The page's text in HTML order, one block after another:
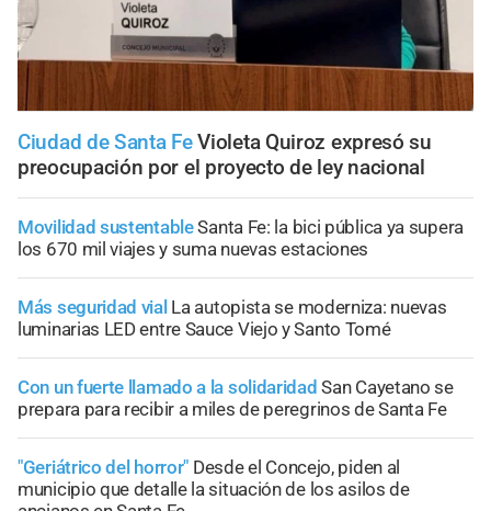
Ciudad de Santa Fe Violeta Quiroz expresó su
preocupación por el proyecto de ley nacional
Movilidad sustentableSanta Fe: la bici pública ya supera
los 670 mil viajes y suma nuevas estaciones
Más seguridad vial La autopista se moderniza: nuevas
luminarias LED entre Sauce Viejo y Santo Tomé
Con un fuerte llamado a la solidaridad San Cayetano se
prepara para recibir a miles de peregrinos de Santa Fe
"Geriátrico del horror" Desde el Concejo, piden al
municipio que detalle la situación de los asilos de